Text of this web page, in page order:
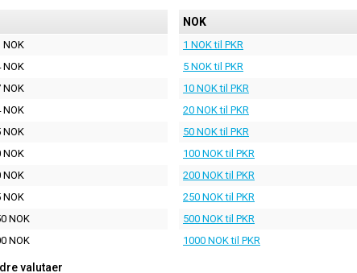
NOK
NOK
NOK
NOK
NOK
NOK
NOK
NOK
NOK
NOK
NOK
1 NOK til PKR
5 NOK til PKR
10 NOK til PKR
20 NOK til PKR
50 NOK til PKR
100 NOK til PKR
200 NOK til PKR
250 NOK til PKR
500 NOK til PKR
1000 NOK til PKR
valutaer